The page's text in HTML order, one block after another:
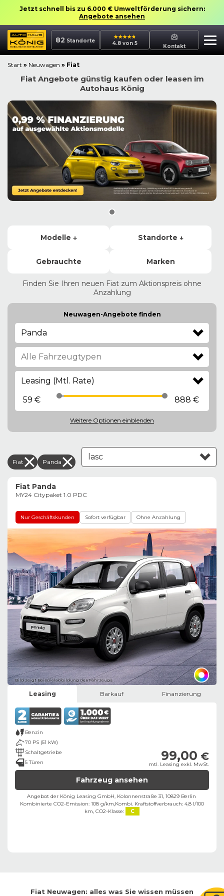
Jetzt schnell bis zu 6.000 € Umweltförderung sichern:
Angebote ansehen
82 Standorte 4.8 von 5 Kontakt
Start » Neuwagen » Fiat
Fiat Angebote günstig kaufen oder leasen im
Autohaus König
Modelle ↓ Standorte ↓
Gebrauchte Marken
Finden Sie Ihren neuen Fiat zum Aktionspreis ohne
Anzahlung
Neuwagen-Angebote finden
Panda
Leasing (Mtl. Rate)
59 €
888 €
Weitere Optionen einblenden
Fiat Panda
Leasing aufsteigend
Fiat Panda
MY24 Citypaket 1.0 PDC
Nur Geschäftskunden Sofort verfügbar Ohne Anzahlung
Bild zeigt Beispielabbildung des Fahrzeugs
Leasing Barkauf Finanzierung
Benzin
70 PS (51 kW)
Schaltgetriebe
5 Türen
99,00 €
mtl. Leasing exkl. MwSt.
Fahrzeug ansehen
Angebot der König Leasing GmbH, Kolonnenstraße 31, 10829 Berlin ​
Kombinierte CO2-Emission: 108 g/km,Kombi. Kraftstoffverbrauch: 4,8 l/100
km, CO2-Klasse: C
Fiat Neuwagen: alles was Sie wissen müssen